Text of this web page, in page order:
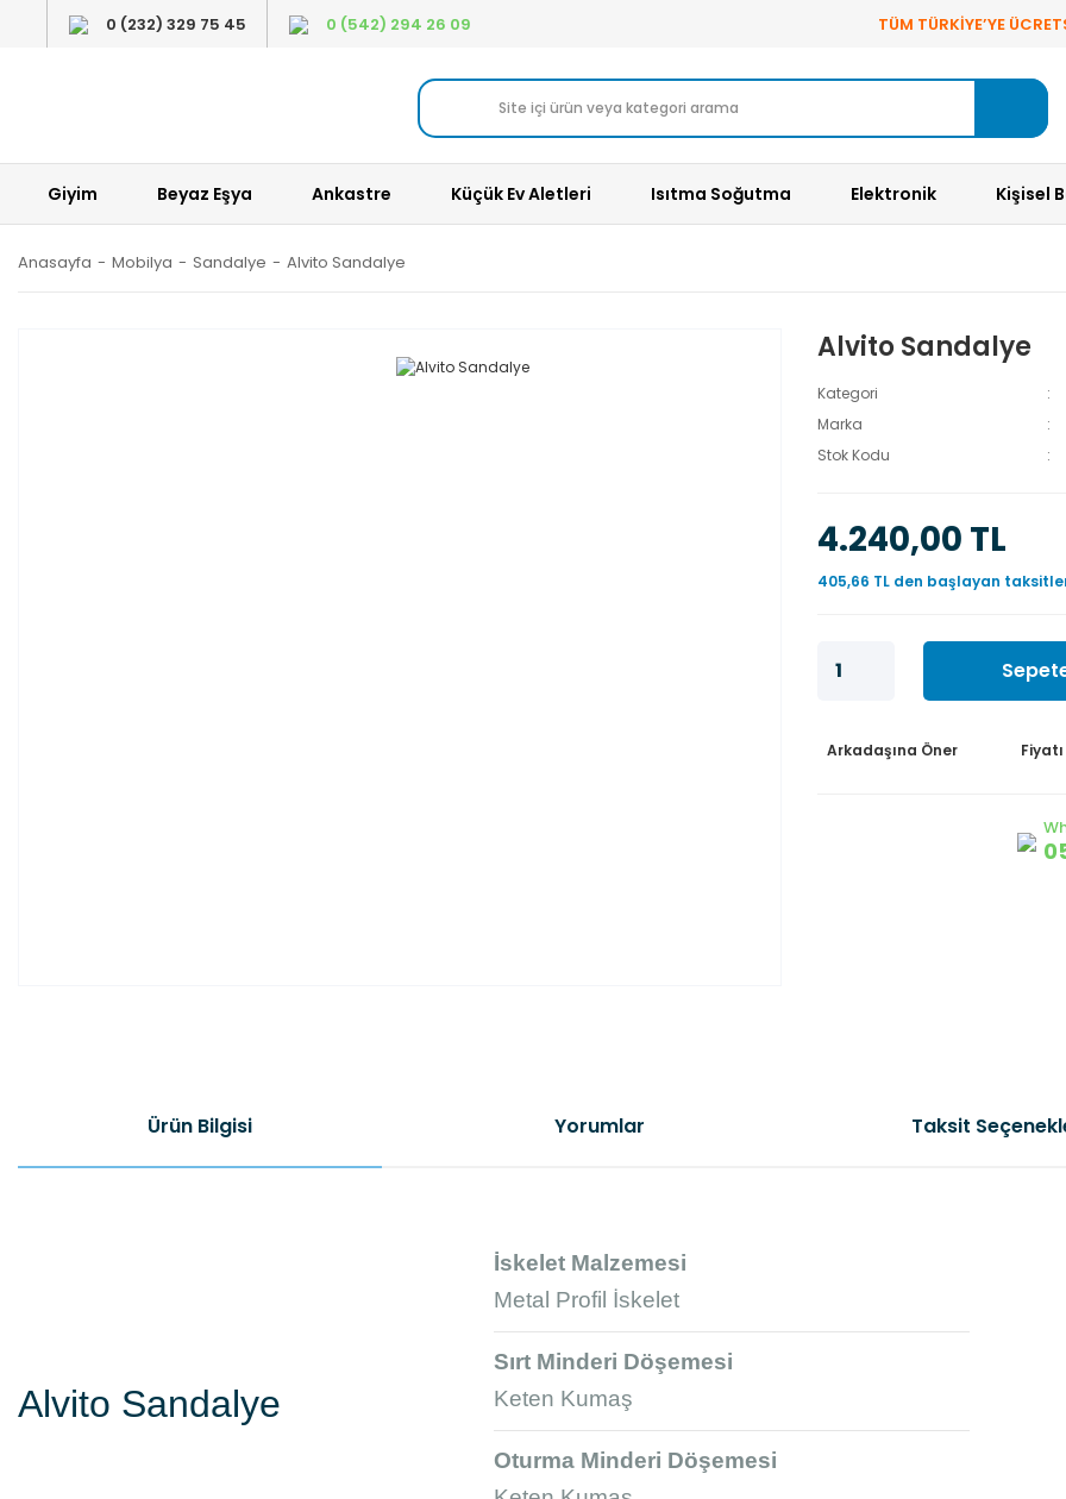
0 (232) 329 75 45 0 (542) 294 26 09 TÜM TÜRKİYE’YE
Giyim Beyaz Eşya Ankastre Küçük Ev Aletleri Isıtma Soğutma Elektronik Kişisel
Anasayfa Mobilya Sandalye Alvito Sandalye
Alvito Sandalye
Kategori
Marka
Stok Kodu
4.240,00 TL
405,66 TL den başlayan
Arkadaşına Öner
Ürün Bilgisi Yorumlar Taksit
Alvito Sandalye
İskelet Malzemesi
Metal Profil İskelet
Sırt Minderi Döşemesi
Keten Kumaş
Oturma Minderi Döşemesi